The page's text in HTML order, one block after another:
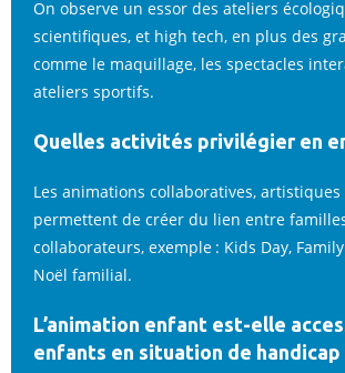
On observe un essor des ateliers
scientifiques, et high tech, en plus des
comme le maquillage, les spectacles
ateliers sportifs.
Quelles activités privilégier en
Les animations collaboratives,
permettent de créer du lien entre
collaborateurs, exemple : Kids Day,
Noël familial.
L’animation enfant est-elle
enfants en situation de handicap